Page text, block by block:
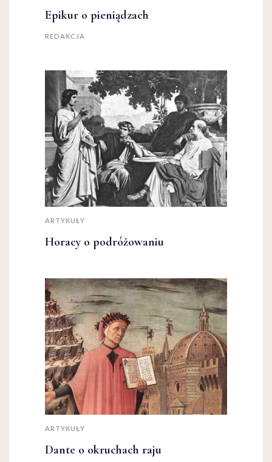
Epikur o pieniądzach
REDAKCJA
ARTYKUŁY
Horacy o podróżowaniu
ARTYKUŁY
Dante o okruchach raju